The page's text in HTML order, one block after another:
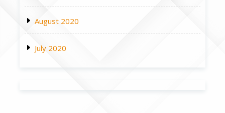
August 2020
July 2020